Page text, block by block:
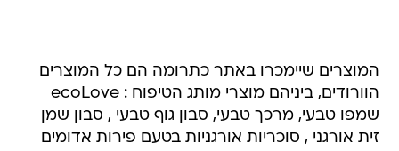
המוצרים שיימכרו באתר כתרומה הם כל המוצרים
הוורודים, ביניהם מוצרי מותג הטיפוח : ecoLove
שמפו טבעי, מרכך טבעי, סבון גוף טבעי , סבון שמן
זית אורגני , סוכריות אורגניות בטעם פירות אדומים